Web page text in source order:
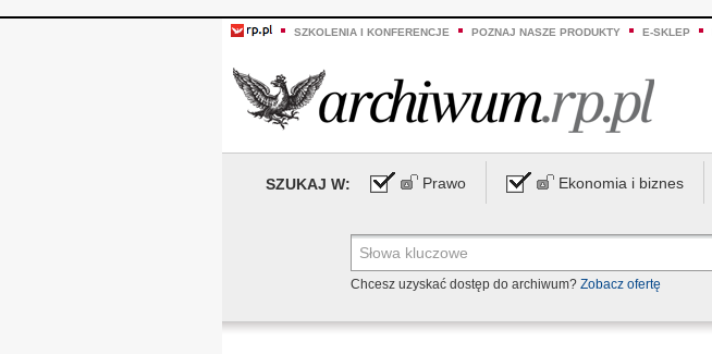
SZKOLENIA I KONFERENCJE POZNAJ NASZE PRODUKTY E-SKLEP
SZUKAJ W: Prawo Ekonomia i biznes
Chcesz uzyskać dostęp do archiwum? Zobacz ofertę